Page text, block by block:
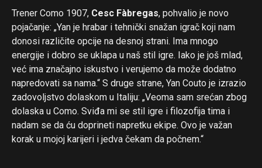
Trener Como 1907, Cesc Fàbregas, pohvalio je novo
pojačanje: „Yan je hrabar i tehnički snažan igrač koji nam
donosi različite opcije na desnoj strani. Ima mnogo
energije i dobro se uklapa u naš stil igre. Iako je još mlad,
već ima značajno iskustvo i verujemo da može dodatno
napredovati sa nama.“ S druge strane, Yan Couto je izrazio
zadovoljstvo dolaskom u Italiju: „Veoma sam srećan zbog
dolaska u Como. Sviđa mi se stil igre i filozofija tima i
nadam se da ću doprineti napretku ekipe. Ovo je važan
korak u mojoj karijeri i jedva čekam da počnem.“